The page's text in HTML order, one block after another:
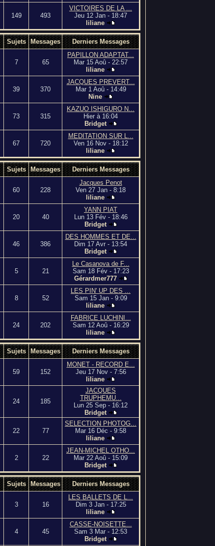
149 493
VICTOIRES DE LA ...
Jeu 12 Jan - 18:47
liliane
Sujets Messages Derniers Messages
7 65
PAPILLON ADAPTAT...
Mar 15 Aoû - 22:57
liliane
39 370
JACQUES PREVERT...
Mar 1 Aoû - 14:49
Nine
73 315
KAZUO ISHIGURO N...
Hier à 16:04
Bridget
67 720
MEDITATION SUR L...
Ven 16 Nov - 18:12
liliane
Sujets Messages Derniers Messages
60 228
Jacques Penot
Ven 27 Jan - 8:18
liliane
20 40
YANN PIAT
Lun 13 Fév - 18:46
Bridget
46 386
DES HOMMES ET DE...
Dim 17 Avr - 13:54
Bridget
5 21
Le Casanova de F...
Sam 18 Fév - 17:23
Gérardmer777
8 52
LES PIN' UP DES ...
Sam 15 Jan - 9:09
liliane
24 202
FABRICE LUCHINI...
Sam 12 Aoû - 16:29
liliane
Sujets Messages Derniers Messages
59 152
MONET - RECORD E...
Jeu 17 Nov - 7:56
liliane
24 185
JACQUES
TRUPHEMU...
Lun 25 Sep - 16:12
Bridget
22 77
SELECTION PHOTOG...
Mar 16 Déc - 9:58
liliane
2 22
JEAN-MICHEL OTHO...
Mar 22 Aoû - 15:09
Bridget
Sujets Messages Derniers Messages
3 16
LES BALLETS DE L...
Dim 3 Jan - 17:25
liliane
4 45
CASSE-NOISETTE...
Sam 3 Mar - 12:53
Bridget